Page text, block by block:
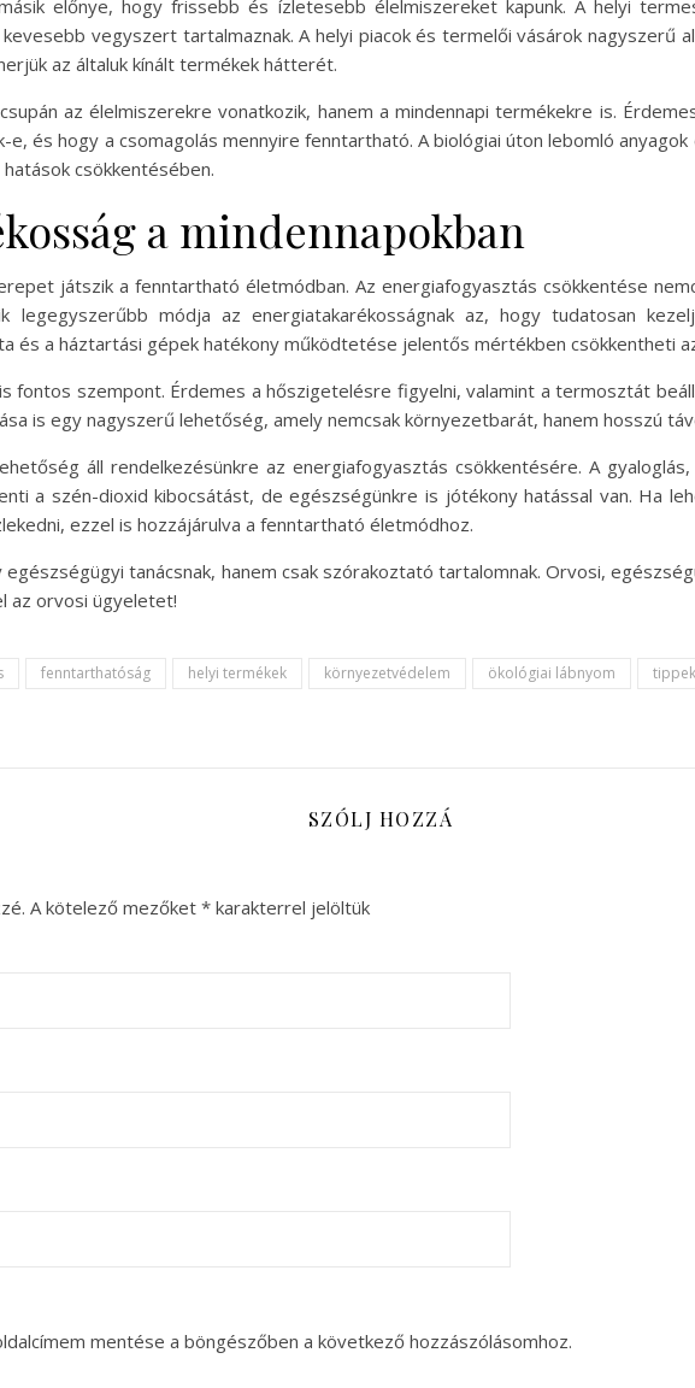
előnye, hogy frissebb és ízletesebb élelmiszereket kapunk. A helyi
vegyszert tartalmaznak. A helyi piacok és termelői vásárok nagyszerű
az általuk kínált termékek hátterét.
az élelmiszerekre vonatkozik, hanem a mindennapi termékekre is.
és hogy a csomagolás mennyire fenntartható. A biológiai úton lebomló
csökkentésében.
a mindennapokban
játszik a fenntartható életmódban. Az energiafogyasztás csökkentése
legegyszerűbb módja az energiatakarékosságnak az, hogy tudatosan
és a háztartási gépek hatékony működtetése jelentős mértékben csökkentheti
fontos szempont. Érdemes a hőszigetelésre figyelni, valamint a termosztát
is egy nagyszerű lehetőség, amely nemcsak környezetbarát, hanem hosszú
áll rendelkezésünkre az energiafogyasztás csökkentésére. A
a szén-dioxid kibocsátást, de egészségünkre is jótékony hatással van. Ha
ezzel is hozzájárulva a fenntartható életmódhoz.
egészségügyi tanácsnak, hanem csak szórakoztató tartalomnak. Orvosi,
az orvosi ügyeletet!
fenntarthatóság helyi termékek környezetvédelem ökológiai lábnyom tippek
SZÓLJ HOZZÁ
A kötelező mezőket * karakterrel jelöltük
mentése a böngészőben a következő hozzászólásomhoz.